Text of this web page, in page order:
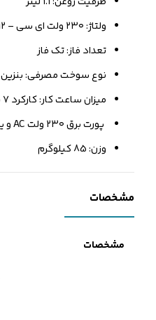
ولتاژ: ۲۳۰ ولت ای سی – ۱۲ ولت دی‌سی
تعداد فاز: تک فاز
نوع سوخت مصرفی: بنزین
میزان ساعت کار: کارکرد ۷ ساعته با حداکثر توان و ۱۱ ساعت با ۱/۲ توان
پورت برق ۲۳۰ ولت AC و یک خروجی برق DC با جریان ۸.۳ آمپر
وزن: 85 کیلوگرم
مشخصات
مشخصات